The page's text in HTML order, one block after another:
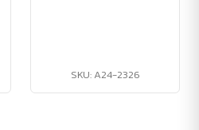
SKU: A24-2326